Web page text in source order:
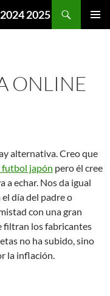
2025
ONLINE
alternativa. Creo que
futbol japón pero él cree
a echar. Nos da igual
día del padre o
con una gran
filtran los fabricantes
no ha subido, sino
la inflación.